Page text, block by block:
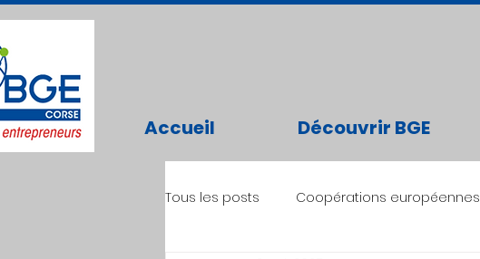
Accueil Découvrir BGE
Tous les posts Coopérations européennes